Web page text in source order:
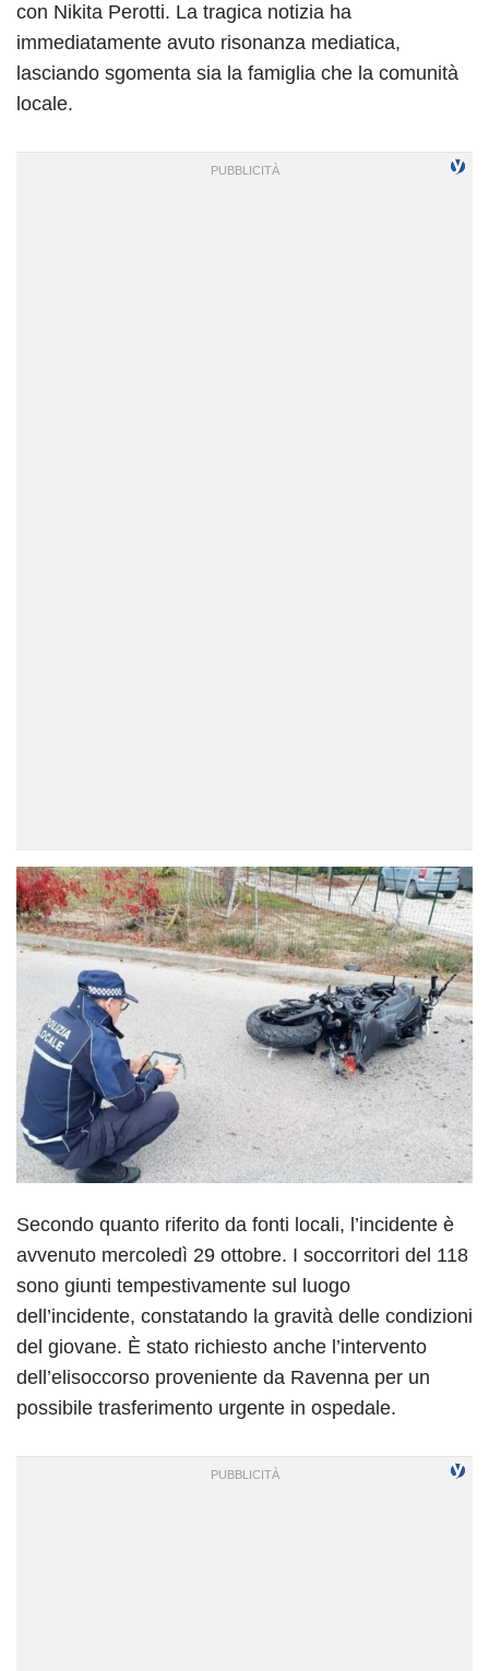
con Nikita Perotti. La tragica notizia ha
immediatamente avuto risonanza mediatica,
lasciando sgomenta sia la famiglia che la comunità
locale.
Secondo quanto riferito da fonti locali, l’incidente è
avvenuto mercoledì 29 ottobre. I soccorritori del 118
sono giunti tempestivamente sul luogo
dell’incidente, constatando la gravità delle condizioni
del giovane. È stato richiesto anche l’intervento
dell’elisoccorso proveniente da Ravenna per un
possibile trasferimento urgente in ospedale.